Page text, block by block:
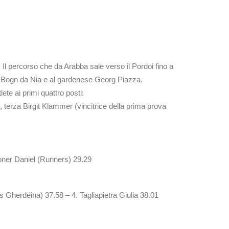
percorso che da Arabba sale verso il Pordoi fino a
da Nia e al gardenese Georg Piazza.
ai primi quattro posti:
terza Birgit Klammer (vincitrice della prima prova
Daniel (Runners) 29.29
37.58 – 4. Tagliapietra Giulia 38.01